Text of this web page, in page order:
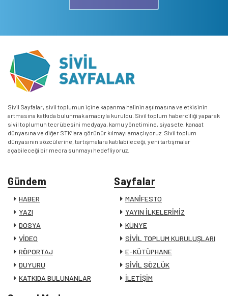
Sivil Sayfalar, sivil toplumun içine kapanma halinin aşılmasına ve etkisinin
artmasına katkıda bulunmak amacıyla kuruldu. Sivil toplum haberciliği yaparak
sivil toplumun tecrübesini medyaya, kamu yönetimine, siyasete, kanaat
dünyasına ve diğer STK’lara görünür kılmayı amaçlıyoruz. Sivil toplum
dünyasının sözcülerine, tartışmalara katılabileceği, yeni tartışmalar
açabileceği bir mecra sunmayı hedefliyoruz.
Gündem
HABER
YAZI
DOSYA
VİDEO
RÖPORTAJ
DUYURU
KATKIDA BULUNANLAR
Sayfalar
MANİFESTO
YAYIN İLKELERİMİZ
KÜNYE
SİVİL TOPLUM KURULUŞLARI
E-KÜTÜPHANE
SİVİL SÖZLÜK
İLETİŞİM